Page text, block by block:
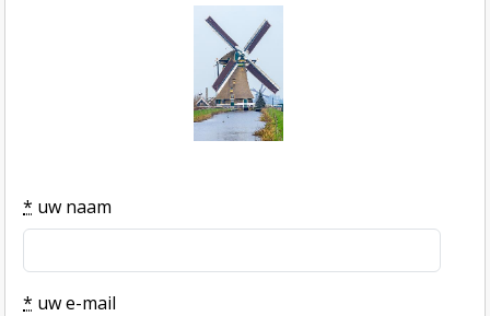
* uw naam
* uw e-mail